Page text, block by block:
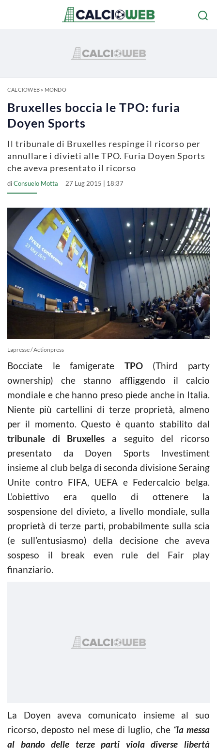
CALCIOWEB» MONDO
Bruxelles boccia le TPO: furia
Doyen Sports
Il tribunale di Bruxelles respinge il ricorso per
annullare i divieti alle TPO. Furia Doyen Sports
che aveva presentato il ricorso
diConsuelo Motta 27 Lug 2015 | 18:37
Lapresse / Actionpress
Bocciate le famigerate TPO(Third party
ownership) che stanno affliggendo il calcio
mondiale e che hanno preso piede anche in Italia.
Niente più cartellini di terze proprietà, almeno
per il momento. Questo è quanto stabilito dal
tribunale di Bruxelles a seguito del ricorso
presentato da Doyen Sports Investiment
insieme al club belga di seconda divisione Seraing
Unite contro FIFA, UEFA e Federcalcio belga.
L’obiettivo era quello di ottenere la
sospensione del divieto, a livello mondiale, sulla
proprietà di terze parti, probabilmente sulla scia
(e sull’entusiasmo) della decisione che aveva
sospeso il break even rule del Fair play
finanziario.
La Doyen aveva comunicato insieme al suo
ricorso, deposto nel mese di luglio, che “la messa
al bando delle terze parti viola diverse libertà